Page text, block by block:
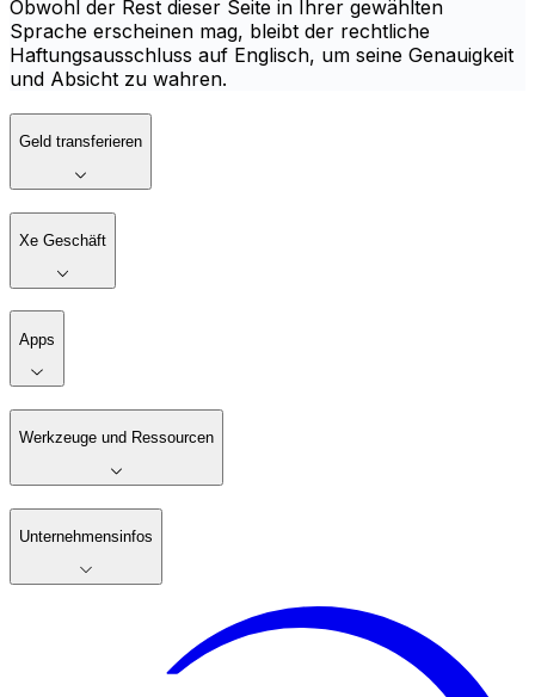
Obwohl der Rest dieser Seite in Ihrer gewählten
Sprache erscheinen mag, bleibt der rechtliche
Haftungsausschluss auf Englisch, um seine Genauigkeit
und Absicht zu wahren.
Geld transferieren
Xe Geschäft
Apps
Werkzeuge und Ressourcen
Unternehmensinfos